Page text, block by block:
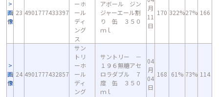
画
像
23 4901777433397
ーホ
ール
ディ
ング
ス
アボール ジン
ジャーエール割
り 缶 ３５０
ｍｌ
月
11
日
170 322%27% 166
画
像
24 4901777432857
サン
トリ
ーホ
ール
ディ
ング
サントリー －
１９６無糖アセ
ロラダブル ７
度 缶 ３５０
ｍｌ
04
月
04
日
168 61% 73% 114